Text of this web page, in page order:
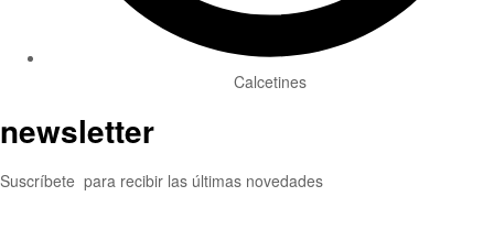
Calcetines
newsletter
Suscríbete para recibir las últimas novedades